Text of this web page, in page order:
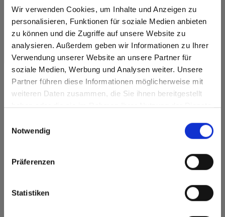
Wir verwenden Cookies, um Inhalte und Anzeigen zu
personalisieren, Funktionen für soziale Medien anbieten
zu können und die Zugriffe auf unsere Website zu
analysieren. Außerdem geben wir Informationen zu Ihrer
Verwendung unserer Website an unsere Partner für
soziale Medien, Werbung und Analysen weiter. Unsere
Partner führen diese Informationen möglicherweise mit
weiteren Daten zusammen, die Sie ihnen bereitgestellt
haben oder die sie im Rahmen Ihrer Nutzung der Dienste
Notwendig
Präferenzen
Statistiken
Are you based in the Estados Unidos?
Go to the Fundermax North America website directly from
Country
I have read and agreed the privacy policy
* Required fields
Subscribe